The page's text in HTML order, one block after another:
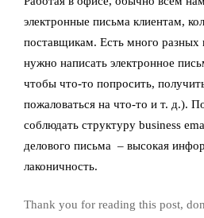
электронные письма клиентам,
поставщикам. Есть много
нужно написать электронное
чтобы что-то попросить,
пожаловаться на что-то и т. д.).
соблюдать структуру business
делового письма – высокая
лаконичность.
Thank you for reading this post,